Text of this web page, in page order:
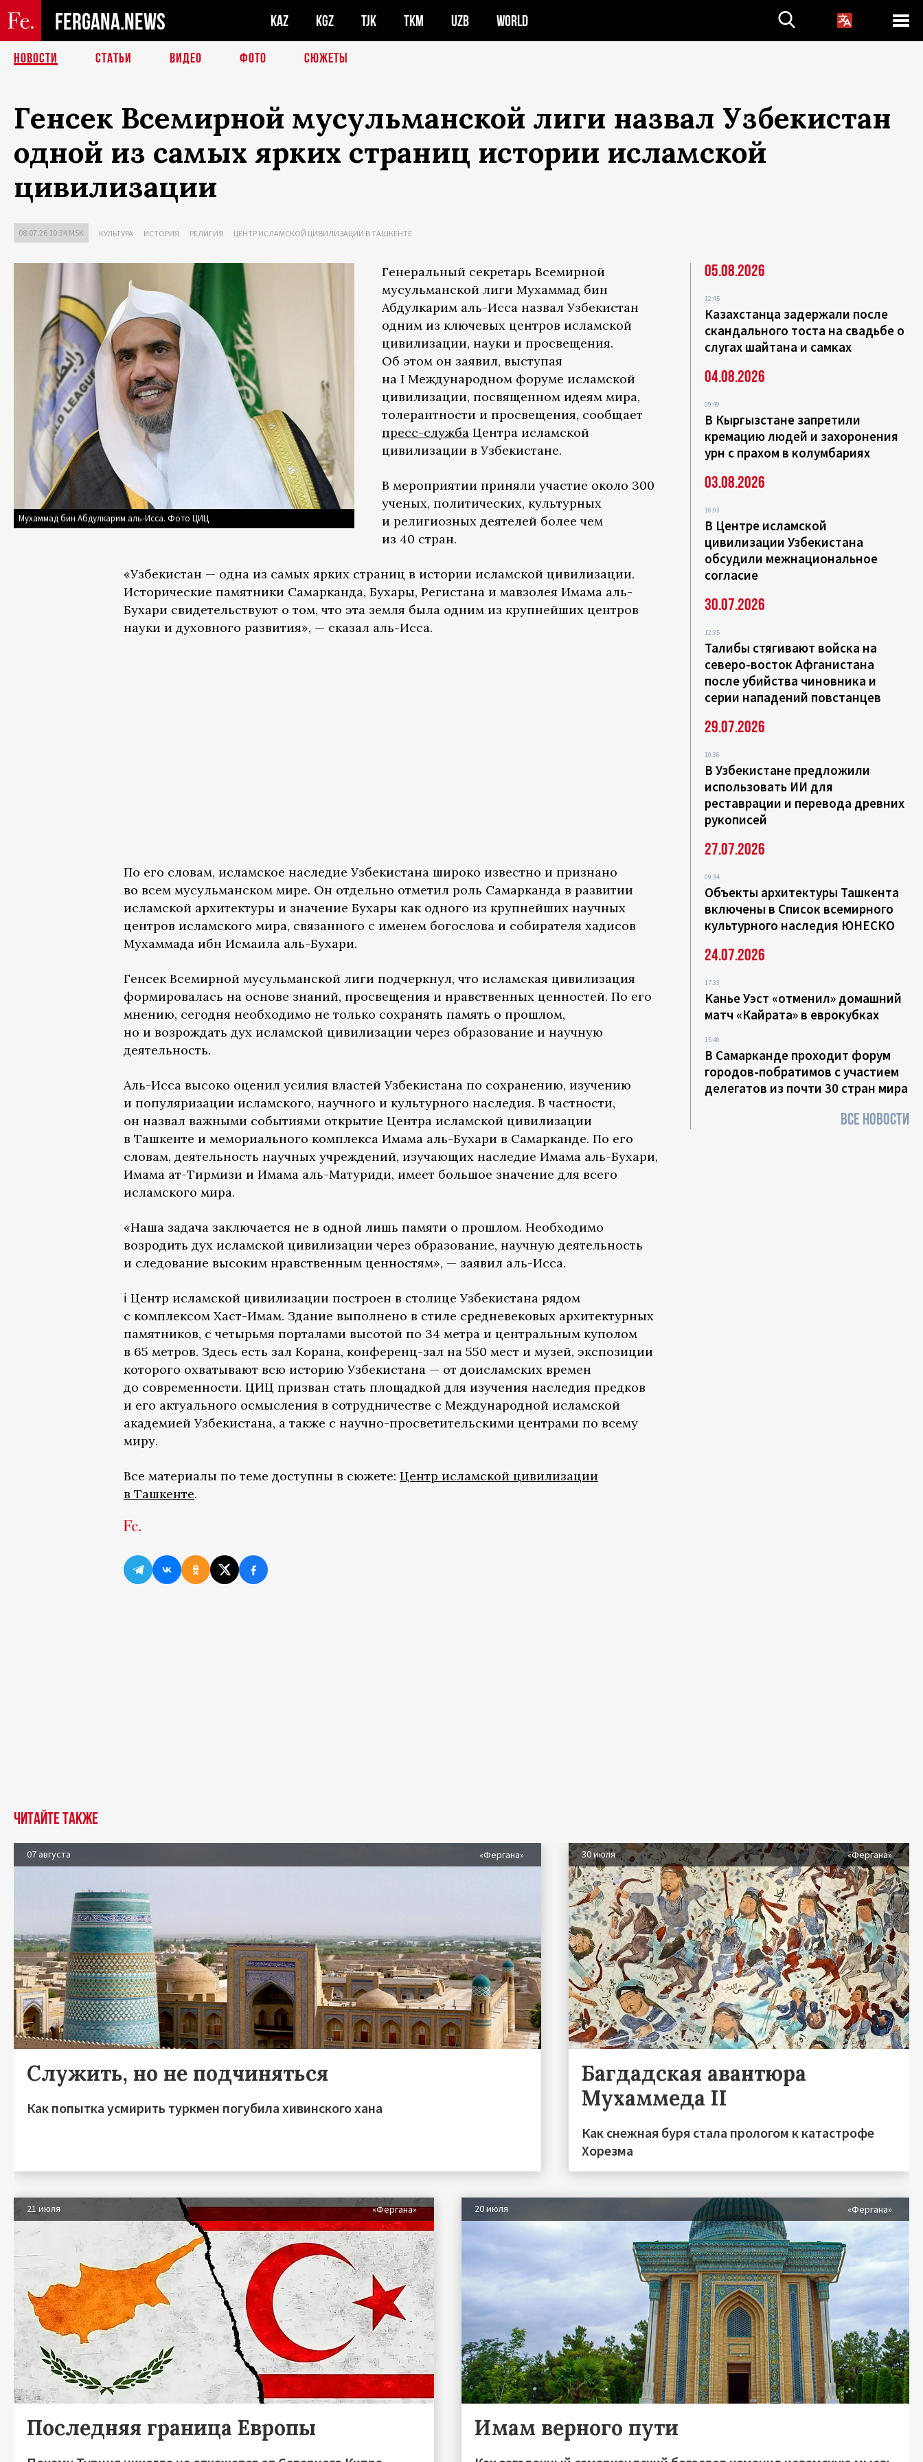
FERGANA.NEWS KAZ KGZ TJK TKM UZB WORLD
НОВОСТИ СТАТЬИ ВИДЕО ФОТО СЮЖЕТЫ
Генсек Всемирной мусульманской лиги назвал Узбекистан
одной из самых ярких страниц истории исламской
цивилизации
08.07.26 10:34 MSK КУЛЬТУРА ИСТОРИЯ РЕЛИГИЯ ЦЕНТР ИСЛАМСКОЙ ЦИВИЛИЗАЦИИ В ТАШКЕНТЕ
Мухаммад бин Абдулкарим аль-Исса. Фото ЦИЦ
Генеральный секретарь Всемирной
мусульманской лиги Мухаммад бин
Абдулкарим аль-Исса назвал Узбекистан
одним из ключевых центров исламской
цивилизации, науки и просвещения.
Об этом он заявил, выступая
на I Международном форуме исламской
цивилизации, посвященном идеям мира,
толерантности и просвещения, сообщает
пресс-служба Центра исламской
цивилизации в Узбекистане.
В мероприятии приняли участие около 300
ученых, политических, культурных
и религиозных деятелей более чем
из 40 стран.
«Узбекистан — одна из самых ярких страниц в истории исламской цивилизации.
Исторические памятники Самарканда, Бухары, Регистана и мавзолея Имама аль-
Бухари свидетельствуют о том, что эта земля была одним из крупнейших центров
науки и духовного развития», — сказал аль-Исса.
По его словам, исламское наследие Узбекистана широко известно и признано
во всем мусульманском мире. Он отдельно отметил роль Самарканда в развитии
исламской архитектуры и значение Бухары как одного из крупнейших научных
центров исламского мира, связанного с именем богослова и собирателя хадисов
Мухаммада ибн Исмаила аль-Бухари.
Генсек Всемирной мусульманской лиги подчеркнул, что исламская цивилизация
формировалась на основе знаний, просвещения и нравственных ценностей. По его
мнению, сегодня необходимо не только сохранять память о прошлом,
но и возрождать дух исламской цивилизации через образование и научную
деятельность.
Аль-Исса высоко оценил усилия властей Узбекистана по сохранению, изучению
и популяризации исламского, научного и культурного наследия. В частности,
он назвал важными событиями открытие Центра исламской цивилизации
в Ташкенте и мемориального комплекса Имама аль-Бухари в Самарканде. По его
словам, деятельность научных учреждений, изучающих наследие Имама аль-Бухари,
Имама ат-Тирмизи и Имама аль-Матуриди, имеет большое значение для всего
исламского мира.
«Наша задача заключается не в одной лишь памяти о прошлом. Необходимо
возродить дух исламской цивилизации через образование, научную деятельность
и следование высоким нравственным ценностям», — заявил аль-Исса.
ℹ️ Центр исламской цивилизации построен в столице Узбекистана рядом
с комплексом Хаст-Имам. Здание выполнено в стиле средневековых архитектурных
памятников, с четырьмя порталами высотой по 34 метра и центральным куполом
в 65 метров. Здесь есть зал Корана, конференц-зал на 550 мест и музей, экспозиции
которого охватывают всю историю Узбекистана — от доисламских времен
до современности. ЦИЦ призван стать площадкой для изучения наследия предков
и его актуального осмысления в сотрудничестве с Международной исламской
академией Узбекистана, а также с научно-просветительскими центрами по всему
миру.
Все материалы по теме доступны в сюжете: Центр исламской цивилизации
в Ташкенте.
05.08.2026
12:45
Казахстанца задержали после
скандального тоста на свадьбе о
слугах шайтана и самках
04.08.2026
09:49
В Кыргызстане запретили
кремацию людей и захоронения
урн с прахом в колумбариях
03.08.2026
10:03
В Центре исламской
цивилизации Узбекистана
обсудили межнациональное
согласие
30.07.2026
12:35
Талибы стягивают войска на
северо-восток Афганистана
после убийства чиновника и
серии нападений повстанцев
29.07.2026
10:36
В Узбекистане предложили
использовать ИИ для
реставрации и перевода древних
рукописей
27.07.2026
09:34
Объекты архитектуры Ташкента
включены в Список всемирного
культурного наследия ЮНЕСКО
24.07.2026
17:33
Канье Уэст «отменил» домашний
матч «Кайрата» в еврокубках
15:40
В Самарканде проходит форум
городов-побратимов с участием
делегатов из почти 30 стран мира
ВСЕ НОВОСТИ
Читайте также
07 августа «Фергана»
Служить, но не подчиняться
Как попытка усмирить туркмен погубила хивинского хана
30 июля «Фергана»
Багдадская авантюра
Мухаммеда II
Как снежная буря стала прологом к катастрофе
Хорезма
21 июля «Фергана»
Последняя граница Европы
20 июля «Фергана»
Имам верного пути